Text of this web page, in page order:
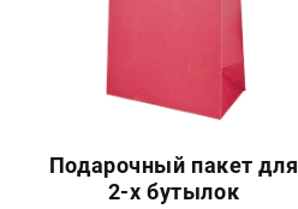
Подарочный пакет для
2-х бутылок